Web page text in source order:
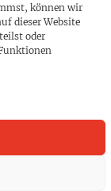
können wir
dieser Website
oder